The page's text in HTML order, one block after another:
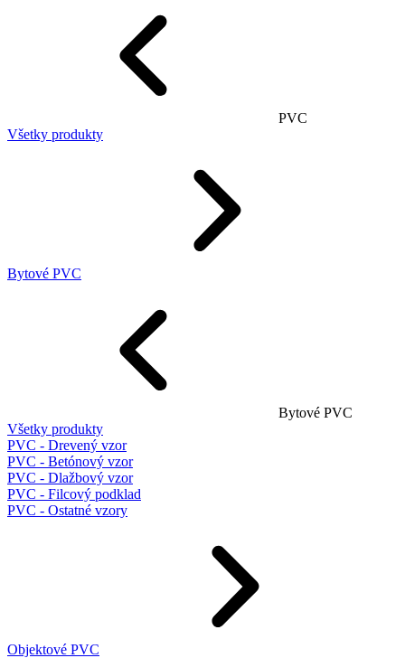
PVC
Všetky produkty
Bytové PVC
Bytové PVC
Všetky produkty
PVC - Drevený vzor
PVC - Betónový vzor
PVC - Dlažbový vzor
PVC - Filcový podklad
PVC - Ostatné vzory
Objektové PVC